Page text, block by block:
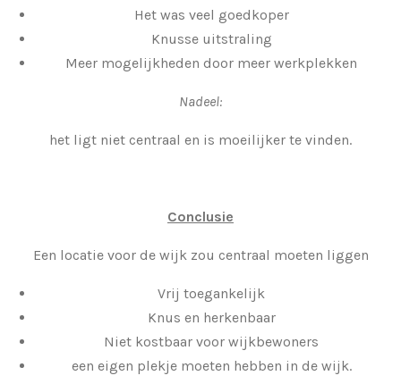
Het was veel goedkoper
Knusse uitstraling
Meer mogelijkheden door meer werkplekken
Nadeel:
het ligt niet centraal en is moeilijker te vinden.
Conclusie
Een locatie voor de wijk zou centraal moeten liggen
Vrij toegankelijk
Knus en herkenbaar
Niet kostbaar voor wijkbewoners
een eigen plekje moeten hebben in de wijk.